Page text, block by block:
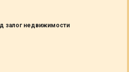
залог недвижимости